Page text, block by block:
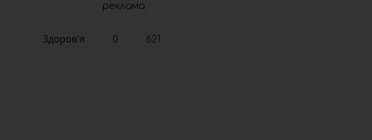
реклама
Здоров'я 0 621